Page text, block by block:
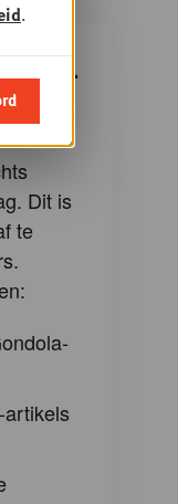
Dit is
te
.